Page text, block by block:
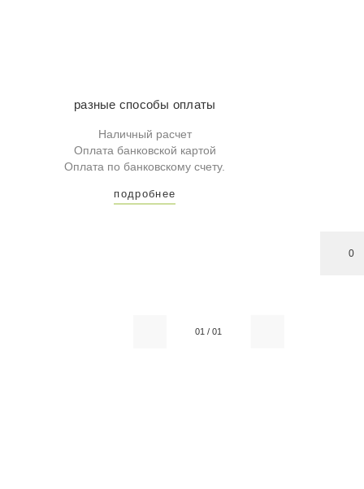
0
разные способы оплаты
Наличный расчет
Оплата банковской картой
Оплата по банковскому счету.
подробнее
01 /01